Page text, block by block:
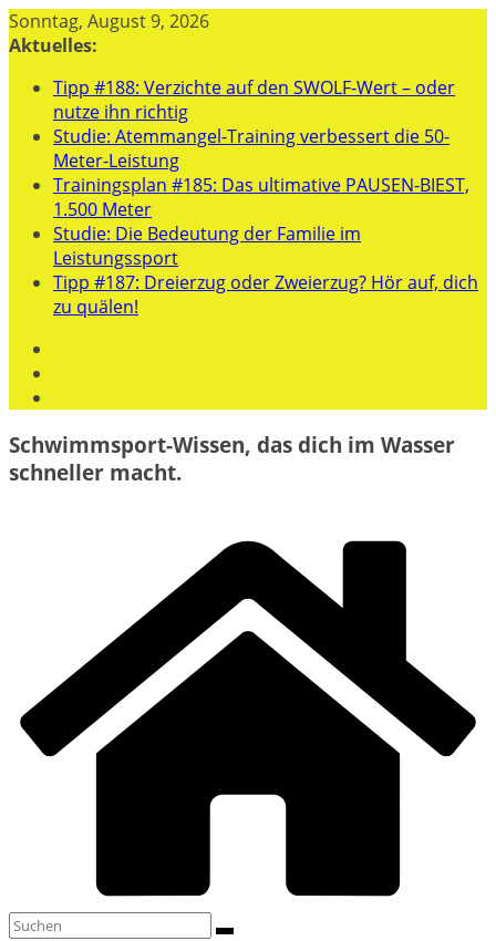
Zum
Inhalt
Sonntag, August 9, 2026
Aktuelles:
Tipp #188: Verzichte auf den SWOLF-Wert – oder
nutze ihn richtig
Studie: Atemmangel-Training verbessert die 50-
Meter-Leistung
Trainingsplan #185: Das ultimative PAUSEN-BIEST,
1.500 Meter
Studie: Die Bedeutung der Familie im
Leistungssport
Tipp #187: Dreierzug oder Zweierzug? Hör auf, dich
zu quälen!
Schwimmsport-Wissen, das dich im Wasser
schneller macht.